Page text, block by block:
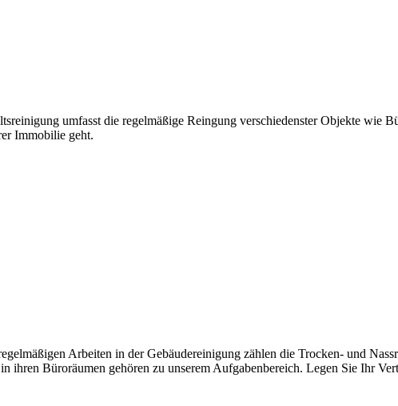
umfasst die regelmäßige Reingung verschiedenster Objekte wie
Immobilie geht.
Arbeiten in der Gebäudereinigung zählen die Trocken- und
ihren Büroräumen gehören zu unserem Aufgabenbereich. Legen Sie Ihr